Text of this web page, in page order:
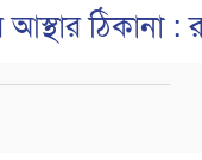
ঠিকানা